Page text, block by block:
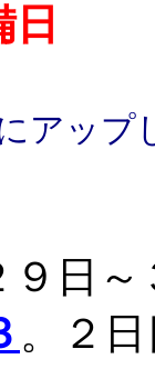
アッ
日～
。２